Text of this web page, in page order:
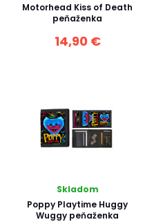
Motorhead Kiss of Death
peňaženka
14,90 €
Skladom
Poppy Playtime Huggy
Wuggy peňaženka